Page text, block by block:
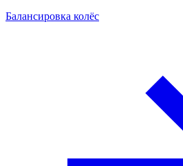
Балансировка колёс